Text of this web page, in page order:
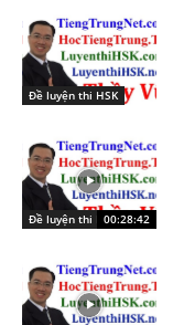
Đề luyện thi HSK
Đề luyện thi HSK00:28:42